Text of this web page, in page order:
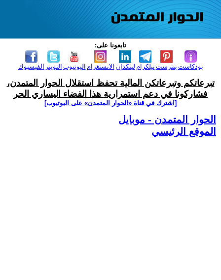
تابعونا على:
الفيسبوك التويتر اليوتيوب الانستغرام لينكدإن تيلكرامبنترست بودكاست
تبرعاتكم وتبرعاتكن المالية تحفظ استقلال الحوار المتمدن،
فشاركونا في دعم استمرارية هذا الفضاء اليساري الحر
[اشترك في قناة ‫«الحوار المتمدن» على اليوتيوب]
الحوار المتمدن - موبايل
الموقع الرئيسي